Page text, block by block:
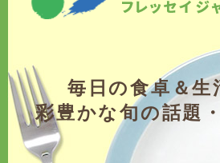
毎日の食卓＆
彩豊かな旬の話題